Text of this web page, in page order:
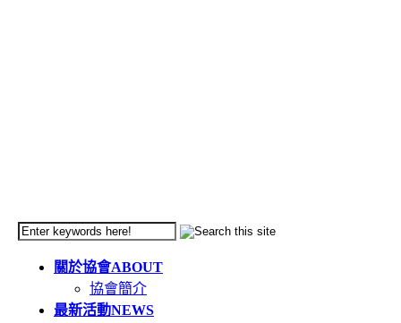
關於協會ABOUT
協會簡介
最新活動NEWS